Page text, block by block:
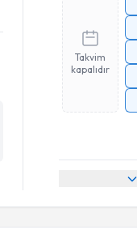
Takvim
kapalıdır